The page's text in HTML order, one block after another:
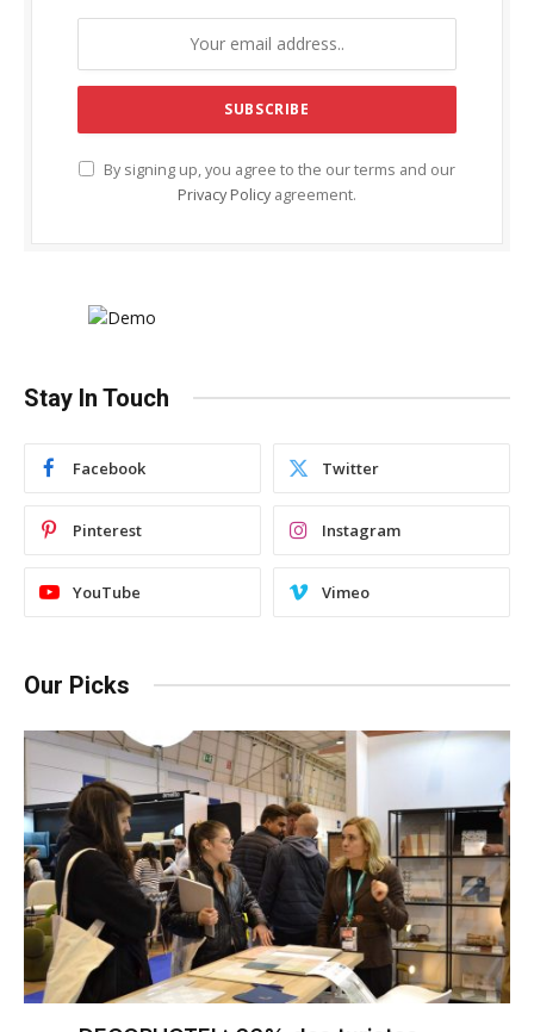
By signing up, you agree to the our terms and our
Privacy Policy agreement.
Stay In Touch
Facebook Twitter
Pinterest Instagram
YouTube Vimeo
Our Picks